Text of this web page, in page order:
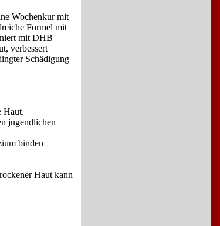
Wochenkur mit
Formel mit
mit DHB
verbessert
Schädigung
Haut.
jugendlichen
binden
Haut kann